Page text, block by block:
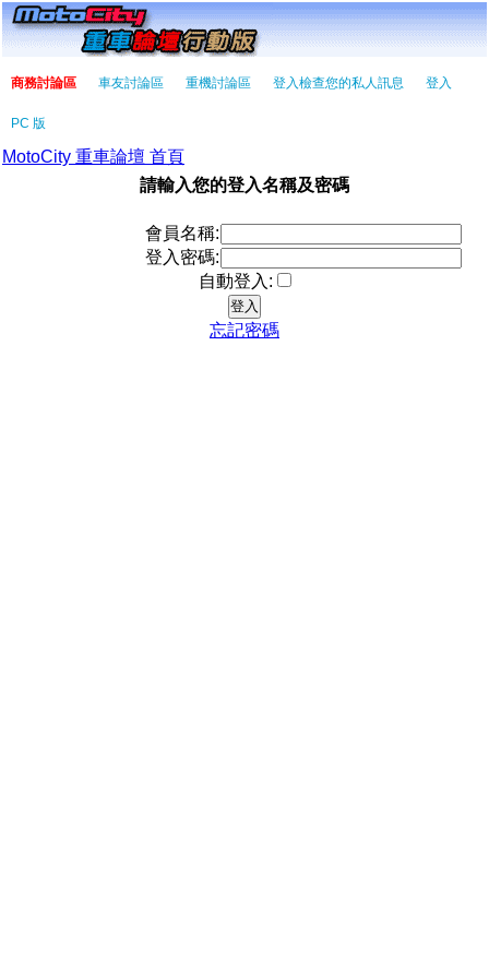
商務討論區 車友討論區 重機討論區 登入檢查您的私人訊息 登入
PC 版
MotoCity 重車論壇 首頁
請輸入您的登入名稱及密碼
會員名稱:
登入密碼:
自動登入:
忘記密碼